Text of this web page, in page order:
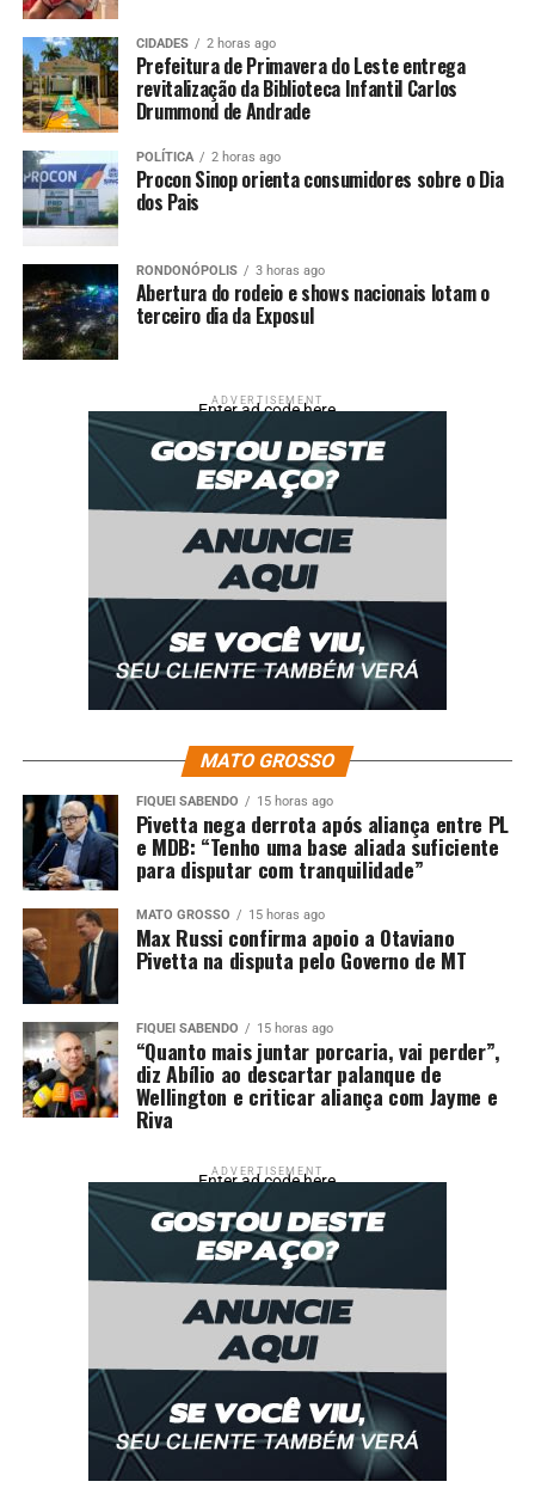
Comentários
GRAZI MASSAFERA
PARABENIZA
PELO PRESENTE REYMOND
UP NEXT
Flora Cruz homenageia Arlindo Cruz no Dia dos Pais após
sepultamento: ‘Foi difícil’
Neymar comemora Dia dos Pais com filhos e recebe
homenagem especial: ‘Meu pai é 10’
CIDADES 2 horas ago
Prefeitura de Primavera do Leste entrega
revitalização da Biblioteca Infantil Carlos
Drummond de Andrade
POLÍTICA 2 horas ago
Procon Sinop orienta consumidores sobre o Dia
dos Pais
RONDONÓPOLIS 3 horas ago
Abertura do rodeio e shows nacionais lotam o
terceiro dia da Exposul
ADVERTISEMENT
Enter ad code here
MATO GROSSO
FIQUEI SABENDO 15 horas ago
Pivetta nega derrota após aliança entre PL
e MDB: “Tenho uma base aliada suficiente
para disputar com tranquilidade”
MATO GROSSO 15 horas ago
Max Russi confirma apoio a Otaviano
Pivetta na disputa pelo Governo de MT
FIQUEI SABENDO 15 horas ago
“Quanto mais juntar porcaria, vai perder”,
diz Abílio ao descartar palanque de
Wellington e criticar aliança com Jayme e
Riva
ADVERTISEMENT
Enter ad code here